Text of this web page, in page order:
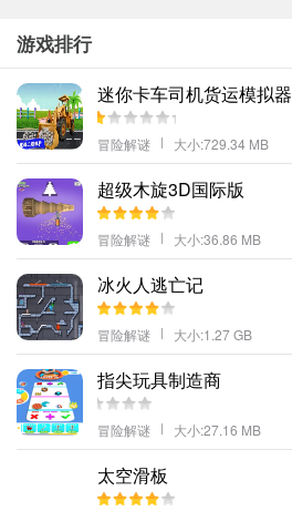
游戏排行
迷你卡车司机货运模拟器
冒险解谜 大小:729.34 MB
超级木旋3D国际版
冒险解谜 大小:36.86 MB
冰火人逃亡记
冒险解谜 大小:1.27 GB
指尖玩具制造商
冒险解谜 大小:27.16 MB
太空滑板